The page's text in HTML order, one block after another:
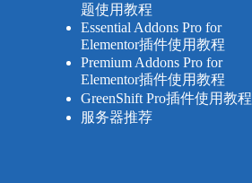
题使用教程
Essential Addons Pro for
Elementor插件使用教程
Premium Addons Pro for
Elementor插件使用教程
GreenShift Pro插件使用教程
服务器推荐